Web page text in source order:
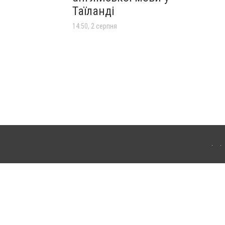
Таїланді
14:50, 2 серпня